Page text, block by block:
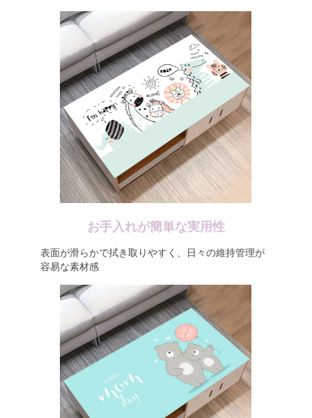
お手入れが簡単な実用性
表面が滑らかで拭き取りやすく、日々の維持管理が
容易な素材感